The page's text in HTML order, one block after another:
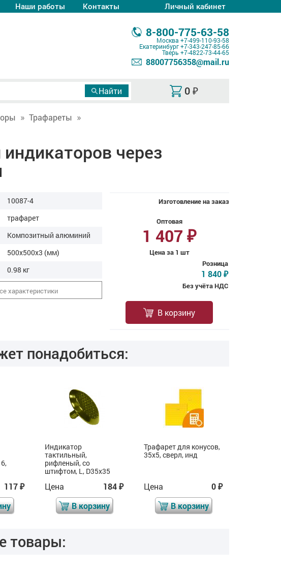
Наши работы Контакты Личный кабинет
8-800-775-63-58
Москва +7-499-110-93-58
Екатеринбург+7-343-247-85-66
Тверь +7-4822-73-44-65
88007756358@mail.ru
0 ₽
Трафареты
через
Изготовление на заказ
Оптовая
1 407 ₽
Цена за 1 шт
Розница
1 840 ₽
Без учёта НДС
В корзину
10087-4
трафарет
Композитный алюминий
500x500x3 (мм)
0.98 кг
характеристики
понадобиться:
117₽
Индикатор
тактильный,
рифленый, со
штифтом, L, D35x35
Цена 184₽
В корзину
Трафарет для конусов,
35x5, сверл, инд
Цена 0₽
В корзину
товары: